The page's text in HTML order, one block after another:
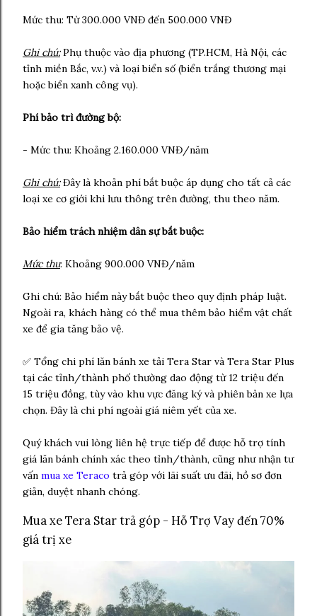
Mức thu: Từ 300.000 VNĐ đến 500.000 VNĐ
Ghi chú:Phụ thuộc vào địa phương (TP.HCM, Hà Nội, các
tỉnh miền Bắc, v.v.) và loại biển số (biển trắng thương mại
hoặc biển xanh công vụ).
Phí bảo trì đường bộ:
- Mức thu: Khoảng 2.160.000 VNĐ/năm
Ghi chú:Đây là khoản phí bắt buộc áp dụng cho tất cả các
loại xe cơ giới khi lưu thông trên đường, thu theo năm.
Bảo hiểm trách nhiệm dân sự bắt buộc:
Mức thu: Khoảng 900.000 VNĐ/năm
Ghi chú: Bảo hiểm này bắt buộc theo quy định pháp luật.
Ngoài ra, khách hàng có thể mua thêm bảo hiểm vật chất
xe để gia tăng bảo vệ.
✅ Tổng chi phí lăn bánh xe tải Tera Star và Tera Star Plus
tại các tỉnh/thành phố thường dao động từ 12 triệu đến
15 triệu đồng, tùy vào khu vực đăng ký và phiên bản xe lựa
chọn. Đây là chi phí ngoài giá niêm yết của xe.
Quý khách vui lòng liên hệ trực tiếp để được hỗ trợ tính
giá lăn bánh chính xác theo tỉnh/thành, cũng như nhận tư
vấn mua xe Teraco trả góp với lãi suất ưu đãi, hồ sơ đơn
giản, duyệt nhanh chóng.
Mua xe Tera Star trả góp - Hỗ Trợ Vay đến 70%
giá trị xe